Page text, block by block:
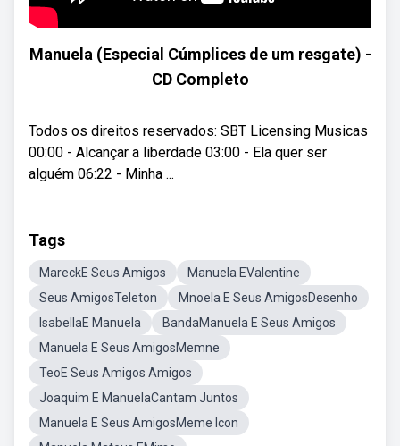
Manuela (Especial Cúmplices de um resgate) -
CD Completo
Todos os direitos reservados: SBT Licensing Musicas
00:00 - Alcançar a liberdade 03:00 - Ela quer ser
alguém 06:22 - Minha ...
Tags
MareckE Seus Amigos
Manuela EValentine
Seus AmigosTeleton
Mnoela E Seus AmigosDesenho
IsabellaE Manuela
BandaManuela E Seus Amigos
Manuela E Seus AmigosMemne
TeoE Seus Amigos Amigos
Joaquim E ManuelaCantam Juntos
Manuela E Seus AmigosMeme Icon